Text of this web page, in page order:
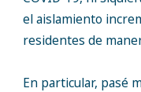
el aislamiento
residentes de
En particular, pasé